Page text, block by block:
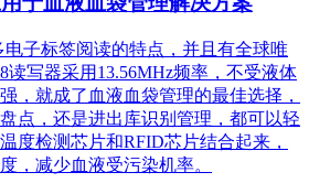
子标签阅读的特点，并且有全球唯
读写器采用13.56MHz频率，不受液体
，就成了血液血袋管理的最佳选择，
点，还是进出库识别管理，都可以轻
度检测芯片和RFID芯片结合起来，
，减少血液受污染机率。